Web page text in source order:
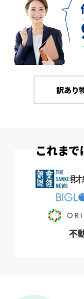
訳あり
これま